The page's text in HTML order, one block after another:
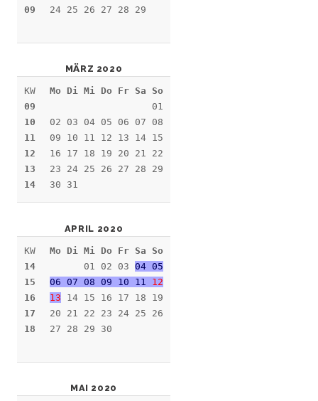
09
24 25 26 27 28 29
MÄRZ 2020
KW
09
10
11
12
13
14
Mo Di Mi Do Fr Sa So
01
02 03 04 05 06 07 08
09 10 11 12 13 14 15
16 17 18 19 20 21 22
23 24 25 26 27 28 29
30 31
APRIL 2020
KW
14
15
16
17
18
Mo Di Mi Do Fr Sa So
01 02 03 04 05
06 07 08 09 10 11 12
13 14 15 16 17 18 19
20 21 22 23 24 25 26
27 28 29 30
MAI 2020